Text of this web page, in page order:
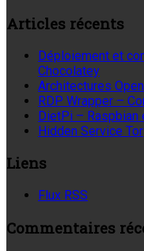
Articles récents
Déploiement et
Chocolatey
Architectures
RDP Wrapper –
DietPi – Raspbian
Hidden Service Tor
Liens
Flux RSS
Commentaires